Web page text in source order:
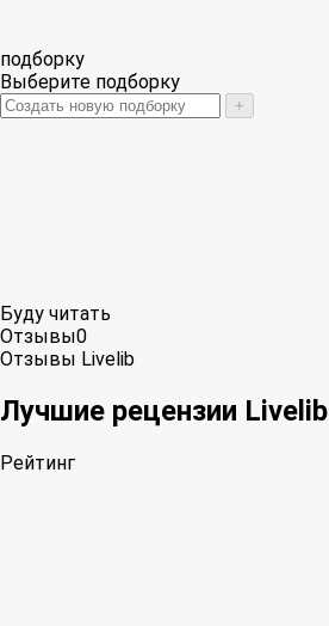
подборку
Выберите подборку
+
Буду читать
Отзывы0
Отзывы Livelib
Лучшие рецензии Livelib
Рейтинг